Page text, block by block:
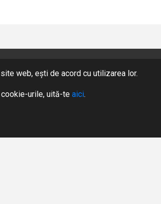
web, ești de acord cu utilizarea lor.
urile, uită-te aici.
PRODUSE